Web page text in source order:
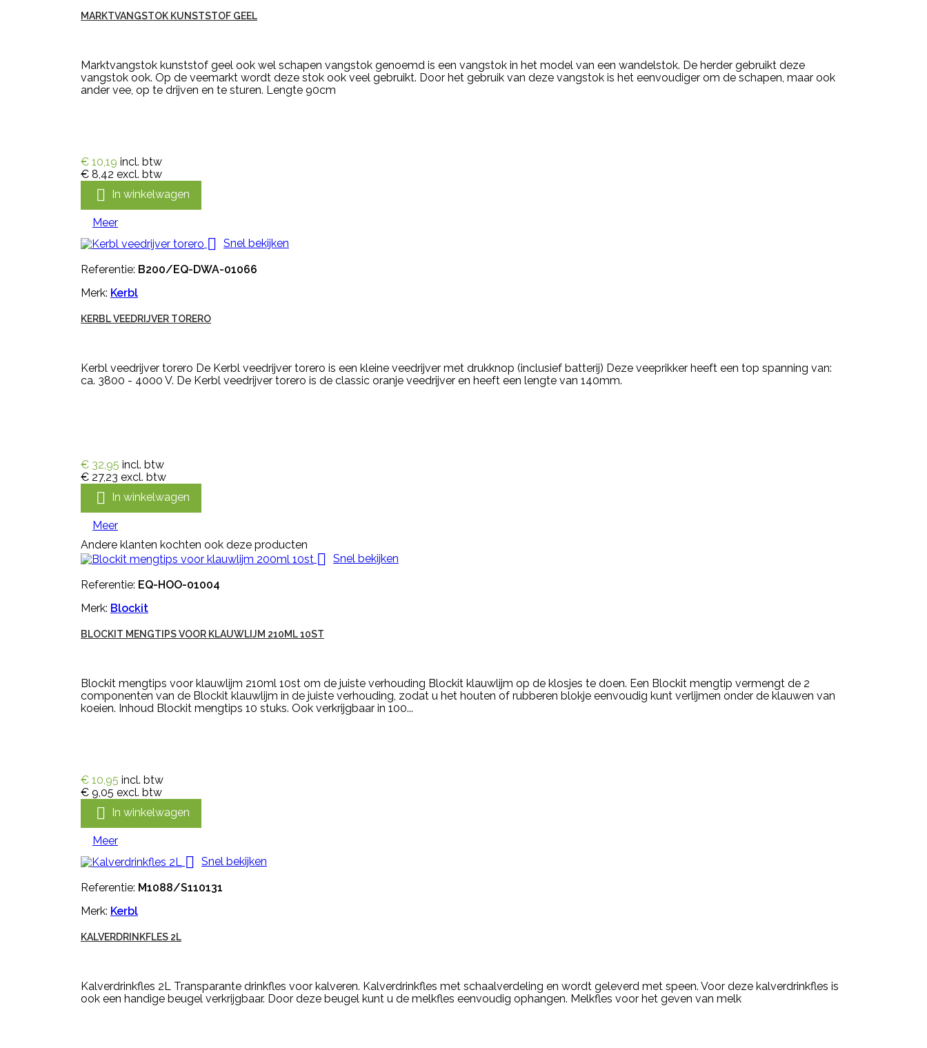
MARKTVANGSTOK KUNSTSTOF GEEL
Marktvangstok kunststof geel ook wel schapen vangstok genoemd is een vangstok in het model van een wandelstok. De herder gebruikt deze
vangstok ook. Op de veemarkt wordt deze stok ook veel gebruikt. Door het gebruik van deze vangstok is het eenvoudiger om de schapen, maar ook
ander vee, op te drijven en te sturen. Lengte 90cm
€ 10,19 incl. btw
€ 8,42 excl. btw
 In winkelwagen
Meer
 Snel bekijken
Referentie: B200/EQ-DWA-01066
Merk: Kerbl
KERBL VEEDRIJVER TORERO
Kerbl veedrijver torero De Kerbl veedrijver torero is een kleine veedrijver met drukknop (inclusief batterij) Deze veeprikker heeft een top spanning van:
ca. 3800 - 4000 V. De Kerbl veedrijver torero is de classic oranje veedrijver en heeft een lengte van 140mm.
€ 32,95 incl. btw
€ 27,23 excl. btw
 In winkelwagen
Meer
Andere klanten kochten ook deze producten
 Snel bekijken
Referentie: EQ-HOO-01004
Merk: Blockit
BLOCKIT MENGTIPS VOOR KLAUWLIJM 210ML 10ST
Blockit mengtips voor klauwlijm 210ml 10st om de juiste verhouding Blockit klauwlijm op de klosjes te doen. Een Blockit mengtip vermengt de 2
componenten van de Blockit klauwlijm in de juiste verhouding, zodat u het houten of rubberen blokje eenvoudig kunt verlijmen onder de klauwen van
koeien. Inhoud Blockit mengtips 10 stuks. Ook verkrijgbaar in 100...
€ 10,95 incl. btw
€ 9,05 excl. btw
 In winkelwagen
Meer
 Snel bekijken
Referentie: M1088/S110131
Merk: Kerbl
KALVERDRINKFLES 2L
Kalverdrinkfles 2L Transparante drinkfles voor kalveren. Kalverdrinkfles met schaalverdeling en wordt geleverd met speen. Voor deze kalverdrinkfles is
ook een handige beugel verkrijgbaar. Door deze beugel kunt u de melkfles eenvoudig ophangen. Melkfles voor het geven van melk